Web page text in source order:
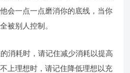
会一点一点磨消你的底线，当你
被别人控制。
消耗时，请记住减少消耗以提高
上理想时，请记住降低理想以充